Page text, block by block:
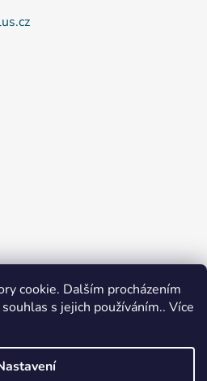
cookie. Dalším procházením
s jejich používáním.. Více
údajů